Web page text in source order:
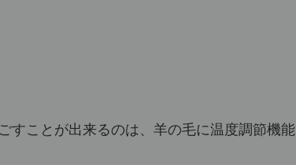
すことが出来るのは、羊の毛に温度調節機能